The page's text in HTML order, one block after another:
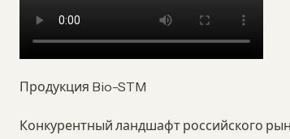
Продукция Bio-STM
Конкурентный ландшафт российского